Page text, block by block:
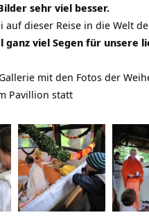
sehr viel besser.
auf dieser Reise in die Welt
ganz viel Segen für unsere
mit den Fotos der
Pavillion statt